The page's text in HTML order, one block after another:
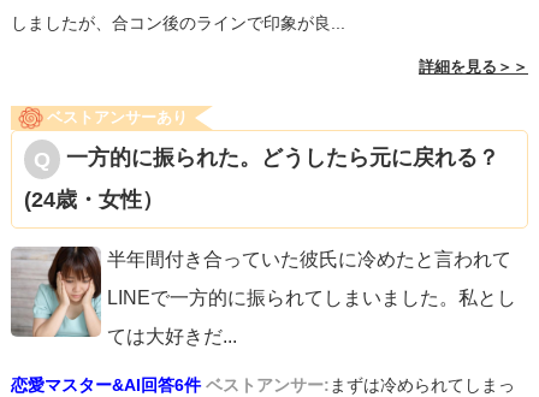
しましたが、合コン後のラインで印象が良...
詳細を見る＞＞
ベストアンサーあり
一方的に振られた。どうしたら元に戻れる？
(24歳・女性）
半年間付き合っていた彼氏に冷めたと言われて
LINEで一方的に振られてしまいました。私とし
ては大好きだ...
恋愛マスター&AI回答6件 ベストアンサー:まずは冷められてしまっ